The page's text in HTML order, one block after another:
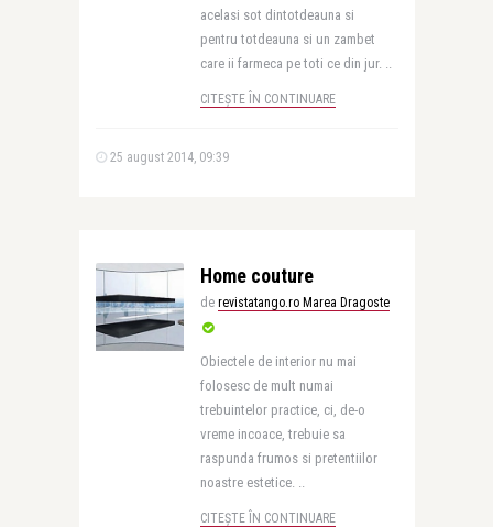
acelasi sot dintotdeauna si
pentru totdeauna si un zambet
care ii farmeca pe toti ce din jur. ..
CITEȘTE ÎN CONTINUARE
25 august 2014, 09:39
Home couture
de revistatango.ro Marea Dragoste
Obiectele de interior nu mai
folosesc de mult numai
trebuintelor practice, ci, de-o
vreme incoace, trebuie sa
raspunda frumos si pretentiilor
noastre estetice. ..
CITEȘTE ÎN CONTINUARE